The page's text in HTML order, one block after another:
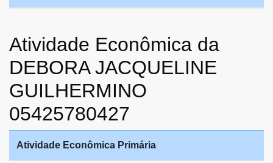
Atividade Econômica da
DEBORA JACQUELINE
GUILHERMINO
05425780427
Atividade Econômica Primária